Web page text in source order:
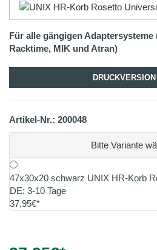
Für alle gängigen
Racktime, MIK und Atran)
Artikel-Nr.: 200048
Bitte Variante
47x30x20 schwarz UNIX HR-Korb
DE: 3-10 Tage
37,95€*